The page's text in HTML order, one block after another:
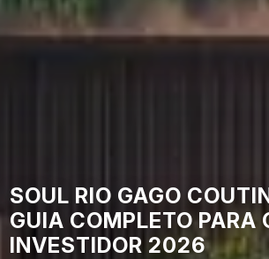
SOUL RIO GAGO
GUIA COMPLETO PARA
INVESTIDOR 2026